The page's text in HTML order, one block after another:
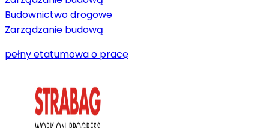
Budownictwo drogowe
Zarządzanie budową
pełny etatumowa o pracę